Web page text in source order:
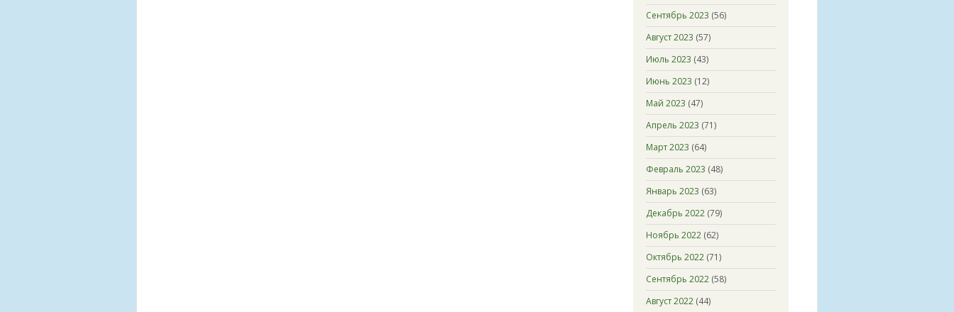
Сентябрь 2023 (56)
Август 2023 (57)
Июль 2023 (43)
Июнь 2023 (12)
Май 2023 (47)
Апрель 2023 (71)
Март 2023 (64)
Февраль 2023 (48)
Январь 2023 (63)
Декабрь 2022(79)
Ноябрь 2022(62)
Октябрь 2022(71)
Сентябрь 2022(58)
Август 2022(44)